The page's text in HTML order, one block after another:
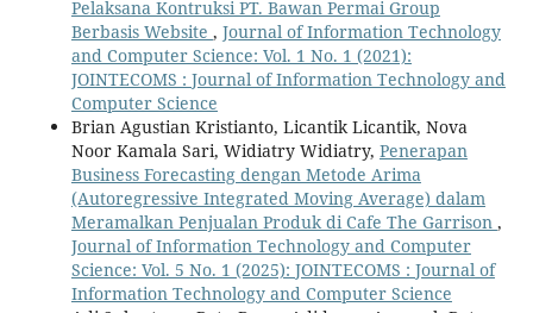
Pelaksana Kontruksi PT. Bawan Permai Group
Berbasis Website , Journal of Information Technology
and Computer Science: Vol. 1 No. 1 (2021):
JOINTECOMS : Journal of Information Technology and
Computer Science
Brian Agustian Kristianto, Licantik Licantik, Nova
Noor Kamala Sari, Widiatry Widiatry, Penerapan
Business Forecasting dengan Metode Arima
(Autoregressive Integrated Moving Average) dalam
Meramalkan Penjualan Produk di Cafe The Garrison ,
Journal of Information Technology and Computer
Science: Vol. 5 No. 1 (2025): JOINTECOMS : Journal of
Information Technology and Computer Science